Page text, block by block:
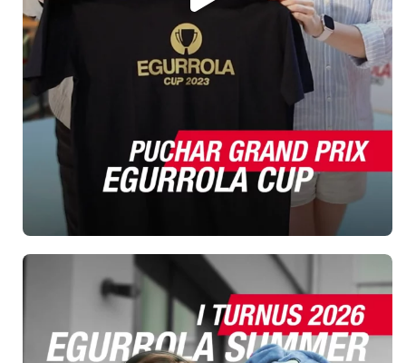
EGURROLA DANCE STUDIO
WROCŁAW
SKY TOWER, poziom +2
Ul. Powstańców Śląskich 95
53-332 Wrocław